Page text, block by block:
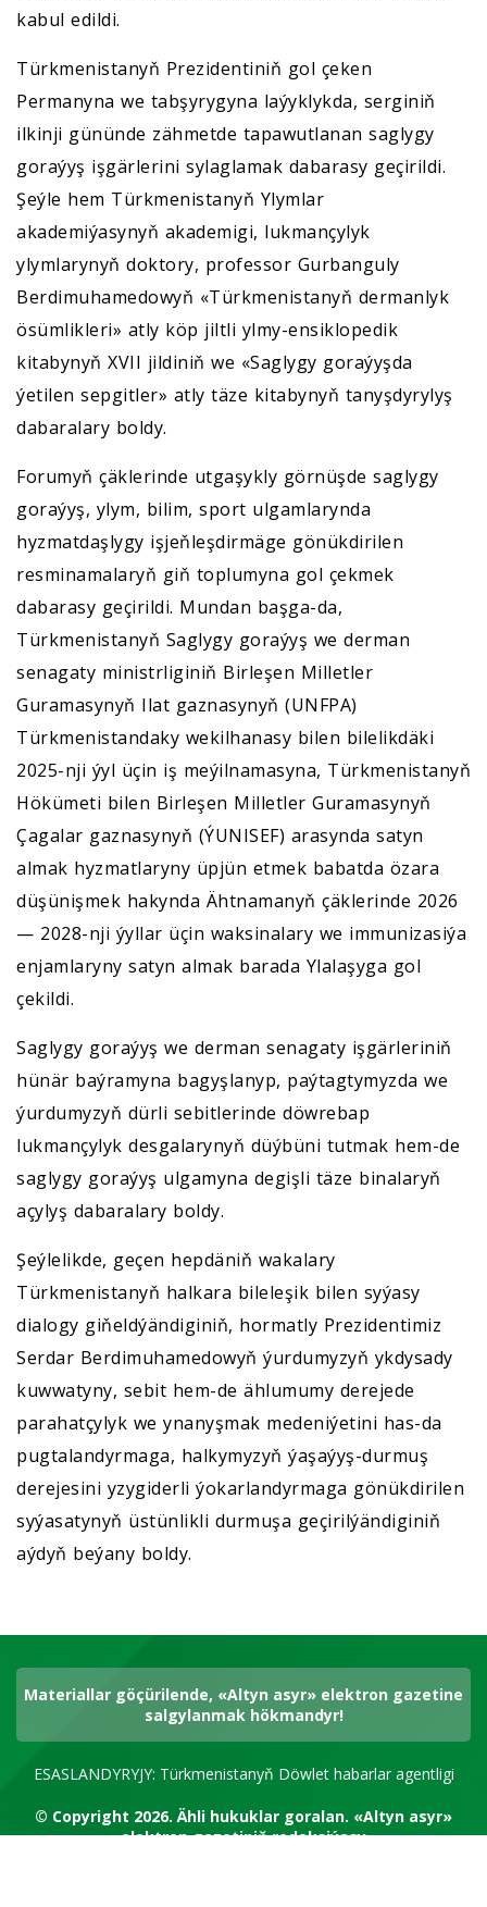
kabul edildi.
Türkmenistanyň Prezidentiniň gol çeken
Permanyna we tabşyrygyna laýyklykda, serginiň
ilkinji gününde zähmetde tapawutlanan saglygy
goraýyş işgärlerini sylaglamak dabarasy geçirildi.
Şeýle hem Türkmenistanyň Ylymlar
akademiýasynyň akademigi, lukmançylyk
ylymlarynyň doktory, professor Gurbanguly
Berdimuhamedowyň «Türkmenistanyň dermanlyk
ösümlikleri» atly köp jiltli ylmy-ensiklopedik
kitabynyň XVII jildiniň we «Saglygy goraýyşda
ýetilen sepgitler» atly täze kitabynyň tanyşdyrylyş
dabaralary boldy.
Forumyň çäklerinde utgaşykly görnüşde saglygy
goraýyş, ylym, bilim, sport ulgamlarynda
hyzmatdaşlygy işjeňleşdirmäge gönükdirilen
resminamalaryň giň toplumyna gol çekmek
dabarasy geçirildi. Mundan başga-da,
Türkmenistanyň Saglygy goraýyş we derman
senagaty ministrliginiň Birleşen Milletler
Guramasynyň Ilat gaznasynyň (UNFPA)
Türkmenistandaky wekilhanasy bilen bilelikdäki
2025-nji ýyl üçin iş meýilnamasyna, Türkmenistanyň
Hökümeti bilen Birleşen Milletler Guramasynyň
Çagalar gaznasynyň (ÝUNISEF) arasynda satyn
almak hyzmatlaryny üpjün etmek babatda özara
düşünişmek hakynda Ähtnamanyň çäklerinde 2026
— 2028-nji ýyllar üçin waksinalary we immunizasiýa
enjamlaryny satyn almak barada Ylalaşyga gol
çekildi.
Saglygy goraýyş we derman senagaty işgärleriniň
hünär baýramyna bagyşlanyp, paýtagtymyzda we
ýurdumyzyň dürli sebitlerinde döwrebap
lukmançylyk desgalarynyň düýbüni tutmak hem-de
saglygy goraýyş ulgamyna degişli täze binalaryň
açylyş dabaralary boldy.
Şeýlelikde, geçen hepdäniň wakalary
Türkmenistanyň halkara bileleşik bilen syýasy
dialogy giňeldýändiginiň, hormatly Prezidentimiz
Serdar Berdimuhamedowyň ýurdumyzyň ykdysady
kuwwatyny, sebit hem-de ählumumy derejede
parahatçylyk we ynanyşmak medeniýetini has-da
pugtalandyrmaga, halkymyzyň ýaşaýyş-durmuş
derejesini yzygiderli ýokarlandyrmaga gönükdirilen
syýasatynyň üstünlikli durmuşa geçirilýändiginiň
aýdyň beýany boldy.
Materiallar göçürilende, «Altyn asyr» elektron gazetine
salgylanmak hökmandyr!
ESASLANDYRYJY: Türkmenistanyň Döwlet habarlar agentligi
© Copyright 2026.Ähli hukuklar goralan. «Altyn asyr»
elektron gazetiniň redaksiýasy